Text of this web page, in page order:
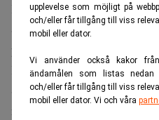
upplevelse som möjligt på
och/eller får tillgång till viss
mobil eller dator.
Vi använder också kakor
ändamålen som listas
och/eller får tillgång till viss
mobil eller dator. Vi och våra
Konkursförvaltare är
Söderqvists
pressmeddelande.
Konkursen omfattar
Sverige och omkring 80
närvarande att driva